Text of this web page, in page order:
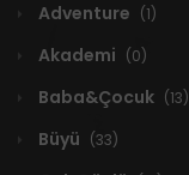
Adventure (1)
Akademi (0)
Baba&Çocuk (13)
Büyü (33)